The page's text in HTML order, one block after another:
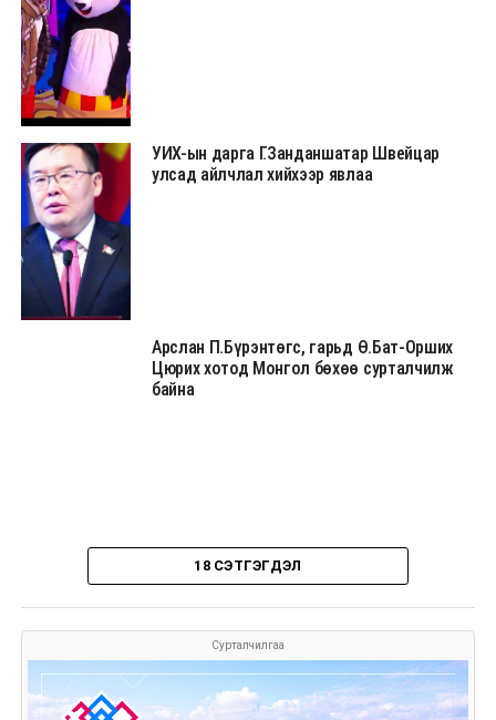
УИХ-ын дарга Г.Занданшатар Швейцар
улсад айлчлал хийхээр явлаа
Арслан П.Бүрэнтөгс, гарьд Ө.Бат-Орших
Цюрих хотод Монгол бөхөө сурталчилж
байна
18 СЭТГЭГДЭЛ
Сурталчилгаа